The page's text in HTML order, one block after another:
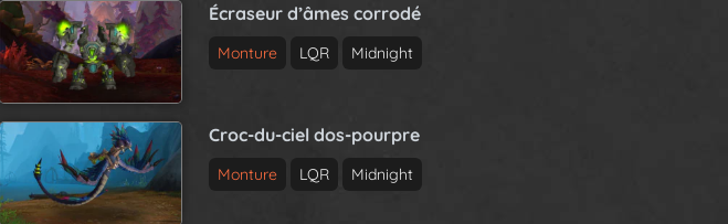
Écraseur d’âmes corrodé
Monture LQR Midnight
Croc-du-ciel dos-pourpre
Monture LQR Midnight